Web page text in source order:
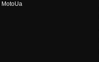
MotoUa